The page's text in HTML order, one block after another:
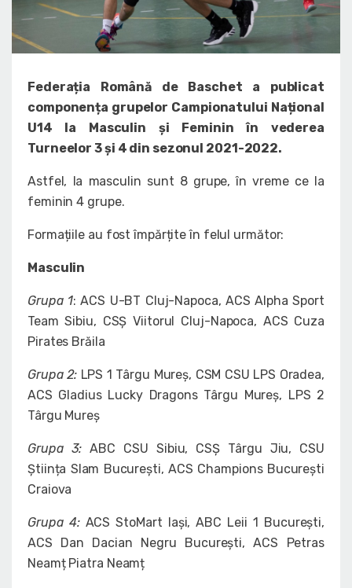
Federația Română de Baschet a publicat
componența grupelor Campionatului Național
U14 la Masculin și Feminin în vederea
Turneelor 3 și 4 din sezonul 2021-2022.
Astfel, la masculin sunt 8 grupe, în vreme ce la
feminin 4 grupe.
Formațiile au fost împărțite în felul următor:
Masculin
Grupa 1: ACS U-BT Cluj-Napoca, ACS Alpha Sport
Team Sibiu, CSȘ Viitorul Cluj-Napoca, ACS Cuza
Pirates Brăila
Grupa 2:LPS 1 Târgu Mureș, CSM CSU LPS Oradea,
ACS Gladius Lucky Dragons Târgu Mureș, LPS 2
Târgu Mureș
Grupa 3: ABC CSU Sibiu, CSȘ Târgu Jiu, CSU
Știința Slam București, ACS Champions București
Craiova
Grupa 4:ACS StoMart Iași, ABC Leii 1 București,
ACS Dan Dacian Negru București, ACS Petras
Neamț Piatra Neamț